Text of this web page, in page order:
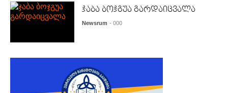
ჯაბა ბოჯგუა გარდაიცვალა
Newsrum - 000